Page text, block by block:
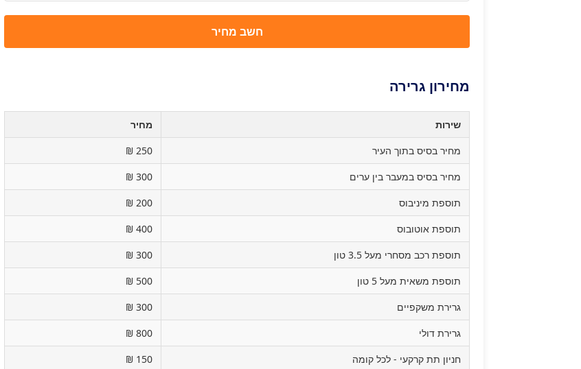
חשב מחיר
מחירון גרירה
שירות
מחיר
מחיר בסיס בתוך העיר
250 ₪
מחיר בסיס במעבר בין ערים
300 ₪
תוספת מיניבוס
200 ₪
תוספת אוטובוס
400 ₪
תוספת רכב מסחרי מעל 3.5 טון
300 ₪
תוספת משאית מעל 5 טון
500 ₪
גרירת משקפיים
300 ₪
גרירת דולי
800 ₪
חניון תת קרקעי - לכל קומה
150 ₪